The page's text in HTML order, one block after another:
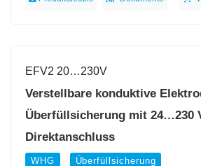
EFV2 20…230V
Verstellbare konduktive
Überfüllsicherung mit 24…230
Direktanschluss
WHG Überfüllsicherung